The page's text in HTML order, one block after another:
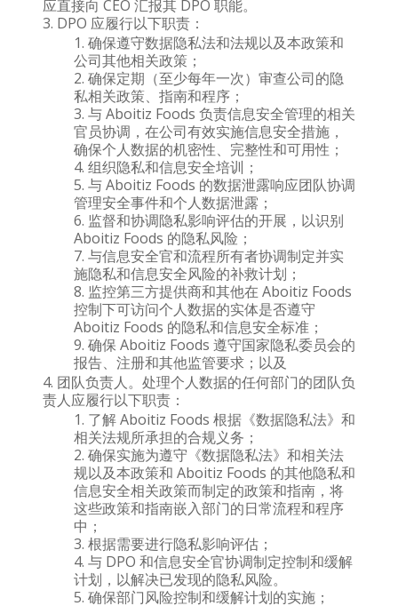
应直接向 CEO 汇报其 DPO 职能。
DPO 应履行以下职责：
确保遵守数据隐私法和法规以及本政策和
公司其他相关政策；
确保定期（至少每年一次）审查公司的隐
私相关政策、指南和程序；
与 Aboitiz Foods 负责信息安全管理的相关
官员协调，在公司有效实施信息安全措施，
确保个人数据的机密性、完整性和可用性；
组织隐私和信息安全培训；
与 Aboitiz Foods 的数据泄露响应团队协调
管理安全事件和个人数据泄露；
监督和协调隐私影响评估的开展，以识别
Aboitiz Foods 的隐私风险；
与信息安全官和流程所有者协调制定并实
施隐私和信息安全风险的补救计划；
监控第三方提供商和其他在 Aboitiz Foods
控制下可访问个人数据的实体是否遵守
Aboitiz Foods 的隐私和信息安全标准；
确保 Aboitiz Foods 遵守国家隐私委员会的
报告、注册和其他监管要求；以及
团队负责人。处理个人数据的任何部门的团队负
责人应履行以下职责：
了解 Aboitiz Foods 根据《数据隐私法》和
相关法规所承担的合规义务；
确保实施为遵守《数据隐私法》和相关法
规以及本政策和 Aboitiz Foods 的其他隐私和
信息安全相关政策而制定的政策和指南，将
这些政策和指南嵌入部门的日常流程和程序
中；
根据需要进行隐私影响评估；
与 DPO 和信息安全官协调制定控制和缓解
计划，以解决已发现的隐私风险。
确保部门风险控制和缓解计划的实施；